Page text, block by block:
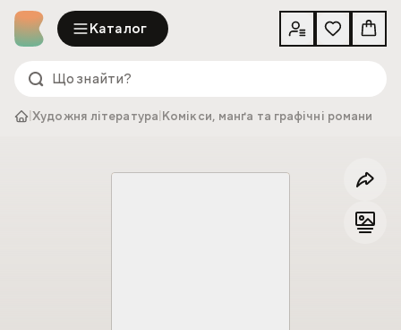
Каталог
|Художня література Комікси, манґа та графічні романи